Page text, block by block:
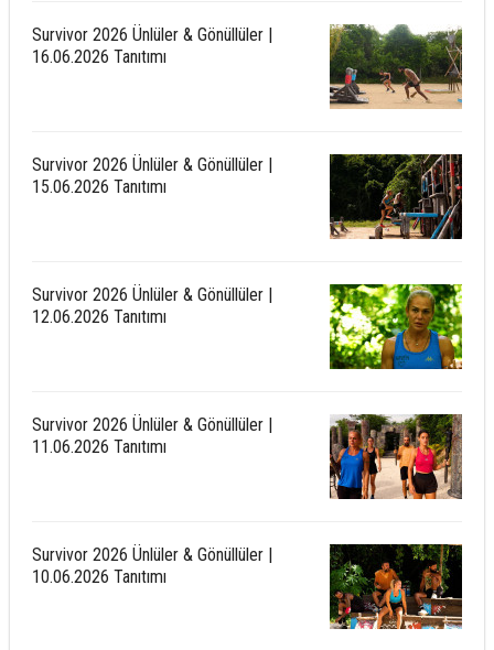
Survivor 2026 Ünlüler & Gönüllüler |
16.06.2026 Tanıtımı
Survivor 2026 Ünlüler & Gönüllüler |
15.06.2026 Tanıtımı
Survivor 2026 Ünlüler & Gönüllüler |
12.06.2026 Tanıtımı
Survivor 2026 Ünlüler & Gönüllüler |
11.06.2026 Tanıtımı
Survivor 2026 Ünlüler & Gönüllüler |
10.06.2026 Tanıtımı